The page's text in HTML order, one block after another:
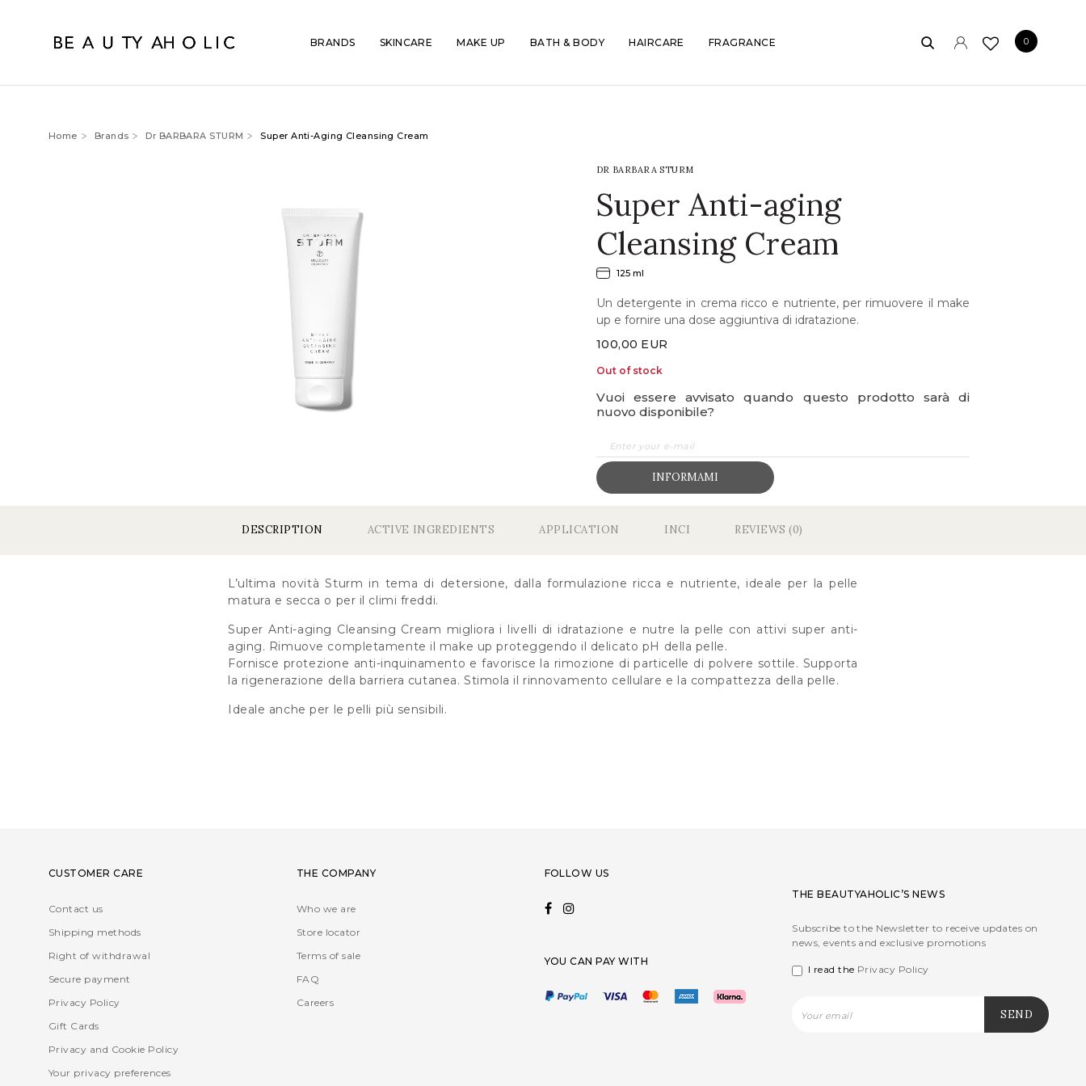
0
BRANDS SKINCARE MAKE UP BATH & BODY HAIRCARE FRAGRANCE
Home Brands Dr BARBARA STURM Super Anti-Aging Cleansing Cream
DR BARBARA STURM
Super Anti-aging
Cleansing Cream
125 ml
Un detergente in crema ricco e nutriente, per rimuovere il make
up e fornire una dose aggiuntiva di idratazione.
100,00 EUR
Out of stock
Vuoi essere avvisato quando questo prodotto sarà di
nuovo disponibile?
INFORMAMI
DESCRIPTION ACTIVE INGREDIENTS APPLICATION INCI REVIEWS (0)
L’ultima novità Sturm in tema di detersione, dalla formulazione ricca e nutriente, ideale per la pelle
matura e secca o per il climi freddi.
Super Anti-aging Cleansing Cream migliora i livelli di idratazione e nutre la pelle con attivi super anti-
aging. Rimuove completamente il make up proteggendo il delicato pH della pelle.
Fornisce protezione anti-inquinamento e favorisce la rimozione di particelle di polvere sottile. Supporta
la rigenerazione della barriera cutanea. Stimola il rinnovamento cellulare e la compattezza della pelle.
Ideale anche per le pelli più sensibili.
CUSTOMER CARE
Contact us
Shipping methods
Right of withdrawal
Secure payment
Privacy Policy
Gift Cards
Privacy and Cookie Policy
Your privacy preferences
THE COMPANY
Who we are
Store locator
Terms of sale
FAQ
Careers
FOLLOW US
YOU CAN PAY WITH
THE BEAUTYAHOLIC’S NEWS
Subscribe to the Newsletter to receive updates on
news, events and exclusive promotions
I read the Privacy Policy